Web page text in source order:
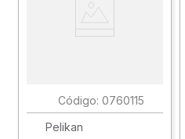
: 0760115
Pelikan